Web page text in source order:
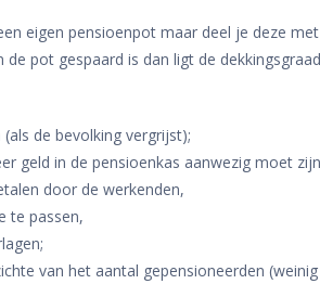
eigen pensioenpot maar deel je deze
pot gespaard is dan ligt de
de bevolking vergrijst);
geld in de pensioenkas aanwezig moet
door de werkenden,
te passen,
van het aantal gepensioneerden